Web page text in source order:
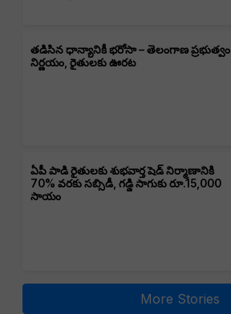
తడిసిన ధాన్యానికీ భరోసా – తెలంగాణ ప్రభుత్వం
నిర్ణయం, రైతులకు ఊరట
ఏపీ పాడి రైతులకు శుభవార్త షెడ్ నిర్మాణానికి
70% వరకు సబ్సిడీ, గడ్డి సాగుకు రూ.15,000
సాయం
More Stories